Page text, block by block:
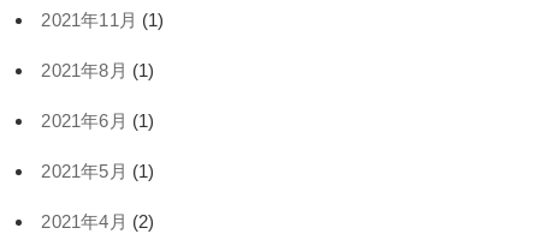
2021年11月 (1)
2021年8月 (1)
2021年6月 (1)
2021年5月 (1)
2021年4月 (2)